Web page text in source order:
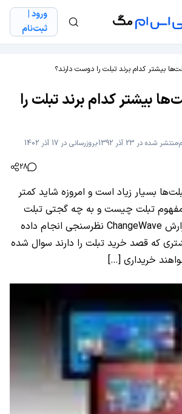
ورود |
ثبت‌نام
بیشتر کدام برند تبلت را دوست دارند؟
بیشتر کدام برند تبلت را
منتشر شده در 23 آذر 1392
بروزرسانی در 17 آذر 1402
28
بسیار زیاد است و امروزه شاید کمتر
تبلت چیست و به چه گجتی تبلت
گفته می‌شود. به گزارش ChangeWave نظرسنجی انجام داده
آن از 2480 مشتری که قصد خرید تبلت را دارند سوال شده
خریداری […]